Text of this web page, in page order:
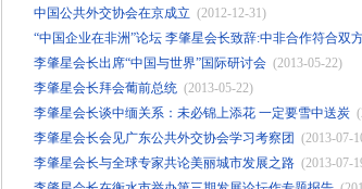
中国公共外交协会在京成立 (2012-12-31)
“中国企业在非洲”论坛 李肇星会长致辞:中非合作符合双
李肇星会长出席“中国与世界”国际研讨会 (2013-05-22)
李肇星会长拜会葡前总统 (2013-05-22)
李肇星会长谈中缅关系：未必锦上添花 一定要雪中送炭
李肇星会长会见广东公共外交协会学习考察团 (2013-07-
李肇星会长与全球专家共论美丽城市发展之路 (2013-07-